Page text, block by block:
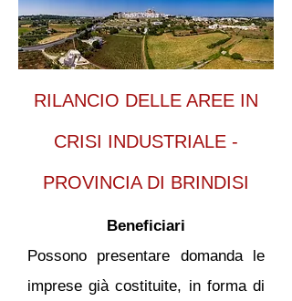
RILANCIO DELLE AREE IN
CRISI INDUSTRIALE -
PROVINCIA DI BRINDISI
Beneficiari
Possono presentare domanda le
imprese già costituite, in forma di